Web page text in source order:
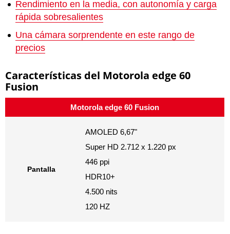
Rendimiento en la media, con autonomía y carga
rápida sobresalientes
Una cámara sorprendente en este rango de
precios
Características del Motorola edge 60
Fusion
Motorola edge 60 Fusion
Pantalla
AMOLED 6,67"
Super HD 2.712 x 1.220 px
446 ppi
HDR10+
4.500 nits
120 HZ